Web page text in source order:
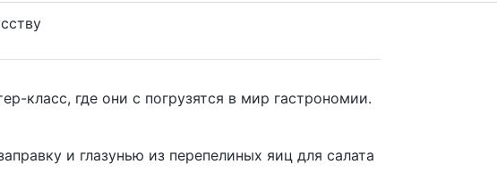
класс, где они с погрузятся в мир гастрономии.
и глазунью из перепелиных яиц для салата